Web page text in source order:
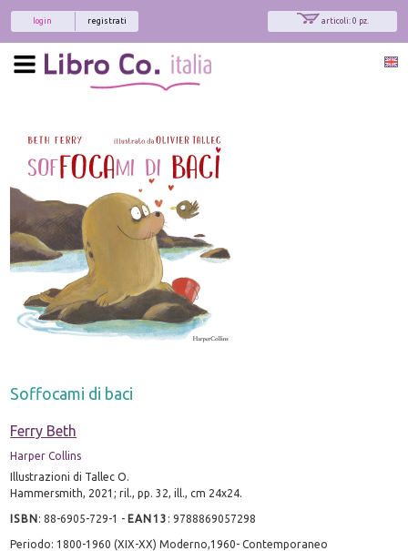
articoli: 0 pz.
registrati
login
Soffocami di baci
Ferry Beth
Harper Collins
Illustrazioni di Tallec O.
Hammersmith, 2021; ril., pp. 32, ill., cm 24x24.
ISBN:88-6905-729-1 - EAN13 :9788869057298
Periodo: 1800-1960 (XIX-XX) Moderno,1960- Contemporaneo